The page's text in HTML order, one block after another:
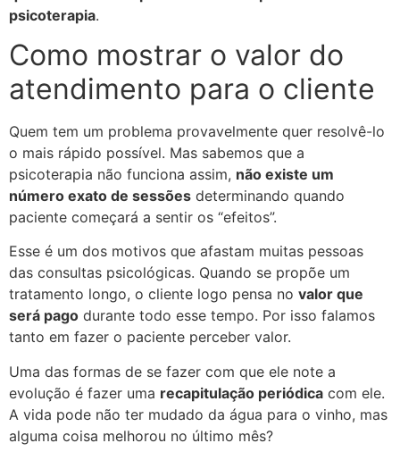
psicoterapia.
Como mostrar o valor do
atendimento para o cliente
Quem tem um problema provavelmente quer resolvê-lo
o mais rápido possível. Mas sabemos que a
psicoterapia não funciona assim, não existe um
número exato de sessões determinando quando
paciente começará a sentir os “efeitos”.
Esse é um dos motivos que afastam muitas pessoas
das consultas psicológicas. Quando se propõe um
tratamento longo, o cliente logo pensa no valor que
será pago durante todo esse tempo. Por isso falamos
tanto em fazer o paciente perceber valor.
Uma das formas de se fazer com que ele note a
evolução é fazer uma recapitulação periódica com ele.
A vida pode não ter mudado da água para o vinho, mas
alguma coisa melhorou no último mês?